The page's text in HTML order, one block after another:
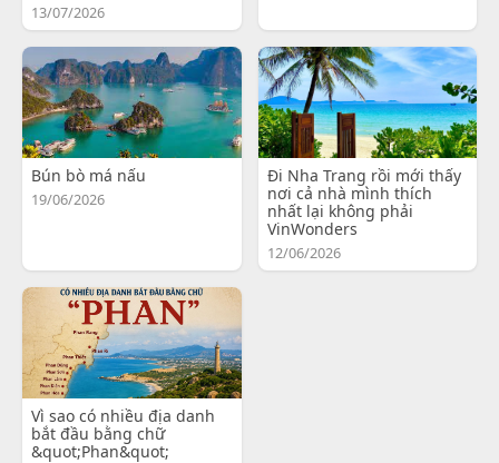
13/07/2026
Bún bò má nấu
19/06/2026
Đi Nha Trang rồi mới thấy
nơi cả nhà mình thích
nhất lại không phải
VinWonders
12/06/2026
Vì sao có nhiều địa danh
bắt đầu bằng chữ
&quot;Phan&quot;